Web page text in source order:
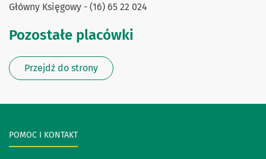
Główny Księgowy - (16) 65 22 024
Pozostałe placówki
Przejdź do strony
POMOC I KONTAKT